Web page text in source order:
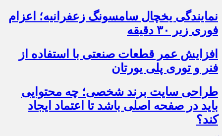
نمایندگی یخچال سامسونگ زعفرانیه؛ اعزام
فوری زیر ۳۰ دقیقه
افزایش عمر قطعات صنعتی با استفاده از
فنر و توری پلی یورتان
طراحی سایت برند شخصی؛ چه محتوایی
باید در صفحه اصلی باشد تا اعتماد ایجاد
کند؟